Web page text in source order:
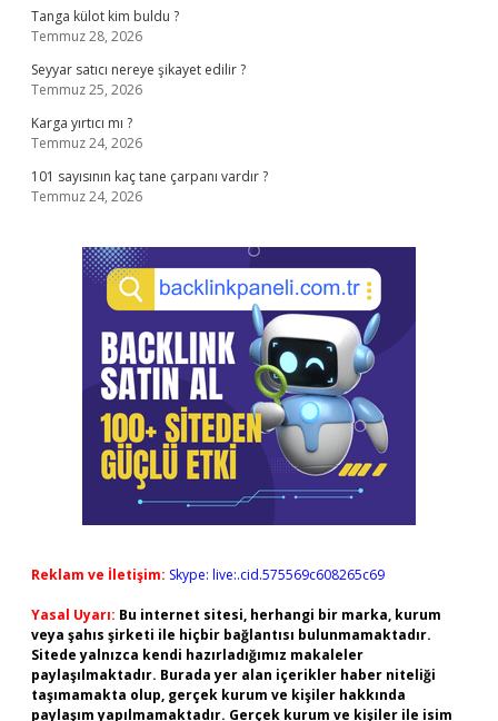
Tanga külot kim buldu ?
Temmuz 28, 2026
Seyyar satıcı nereye şikayet edilir ?
Temmuz 25, 2026
Karga yırtıcı mı ?
Temmuz 24, 2026
101 sayısının kaç tane çarpanı vardır ?
Temmuz 24, 2026
Reklam ve İletişim: Skype: live:.cid.575569c608265c69
Yasal Uyarı: Bu internet sitesi, herhangi bir marka, kurum
veya şahıs şirketi ile hiçbir bağlantısı bulunmamaktadır.
Sitede yalnızca kendi hazırladığımız makaleler
paylaşılmaktadır. Burada yer alan içerikler haber niteliği
taşımamakta olup, gerçek kurum ve kişiler hakkında
paylaşım yapılmamaktadır. Gerçek kurum ve kişiler ile isim